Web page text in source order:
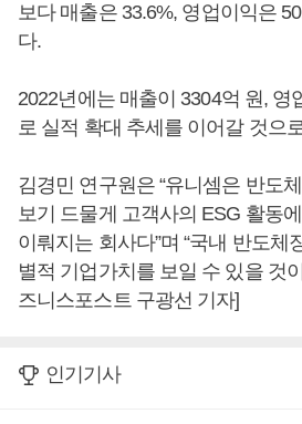
보다 매출은 33.6%, 영업이익은
다.
2022년에는 매출이 3304억 원, 영
로 실적 확대 추세를 이어갈 것으
김경민 연구원은 “유니셈은 반도
보기 드물게 고객사의 ESG 활동
이뤄지는 회사다”며 “국내 반도체
별적 기업가치를 보일 수 있을 것
즈니스포스트 구광선 기자]
인기기사